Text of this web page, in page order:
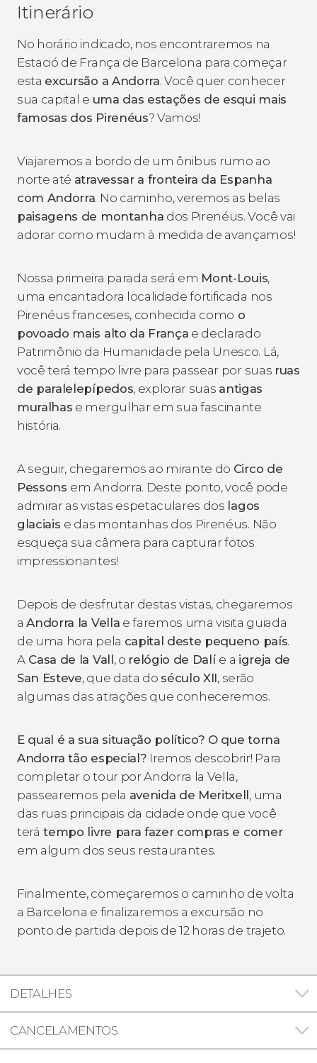
Itinerário
No horário indicado, nos encontraremos na
Estació de França de Barcelona para começar
esta excursão a Andorra. Você quer conhecer
sua capital e uma das estações de esqui mais
famosas dos Pirenéus? Vamos!
Viajaremos a bordo de um ônibus rumo ao
norte até atravessar a fronteira da Espanha
com Andorra. No caminho, veremos as belas
paisagens de montanha dos Pirenéus. Você vai
adorar como mudam à medida de avançamos!
Nossa primeira parada será em Mont-Louis,
uma encantadora localidade fortificada nos
Pirenéus franceses, conhecida como o
povoado mais alto da França e declarado
Patrimônio da Humanidade pela Unesco. Lá,
você terá tempo livre para passear por suas ruas
de paralelepípedos, explorar suas antigas
muralhas e mergulhar em sua fascinante
história.
A seguir, chegaremos ao mirante do Circo de
Pessons em Andorra. Deste ponto, você pode
admirar as vistas espetaculares dos lagos
glaciais e das montanhas dos Pirenéus. Não
esqueça sua câmera para capturar fotos
impressionantes!
Depois de desfrutar destas vistas, chegaremos
aAndorra la Vella e faremos uma visita guiada
de uma hora pela capital deste pequeno país.
ACasa de la Vall, o relógio de Dalí e a igreja de
San Esteve, que data do século XII, serão
algumas das atrações que conheceremos.
E qual é a sua situação político? O que torna
Andorra tão especial? Iremos descobrir! Para
completar o tour por Andorra la Vella,
passearemos pela avenida de Meritxell, uma
das ruas principais da cidade onde que você
terá tempo livre para fazer compras e comer
em algum dos seus restaurantes.
Finalmente, começaremos o caminho de volta
a Barcelona e finalizaremos a excursão no
ponto de partida depois de 12 horas de trajeto.
DETALHES
CANCELAMENTOS